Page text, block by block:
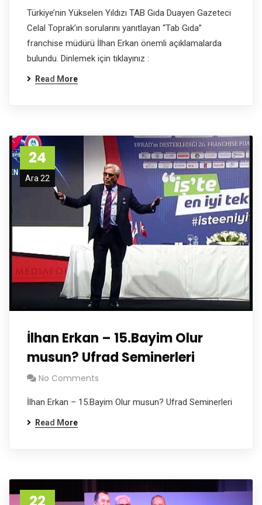
Türkiye’nin Yükselen Yıldızı TAB Gıda Duayen Gazeteci
Celal Toprak’ın sorularını yanıtlayan “Tab Gıda”
franchise müdürü İlhan Erkan önemli açıklamalarda
bulundu. Dinlemek için tıklayınız :
Read More
24
Ara 22
İlhan Erkan – 15.Bayim Olur
musun? Ufrad Seminerleri
No Comments
İlhan Erkan – 15.Bayim Olur musun? Ufrad Seminerleri
Read More